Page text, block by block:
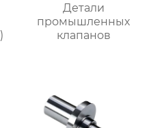
Детали
промышленных
клапанов